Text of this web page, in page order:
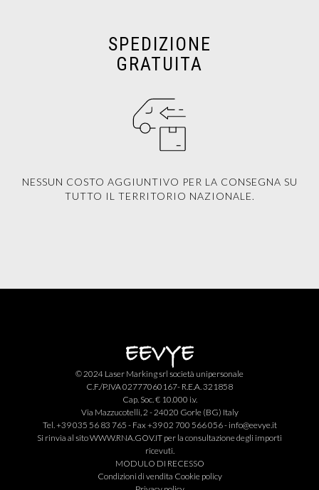
SPEDIZIONE
GRATUITA
NESSUN COSTO AGGIUNTIVO PER LA CONSEGNA SU
TUTTO IL TERRITORIO NAZIONALE.
© 2024 Laser Marking srl società unipersonale
C.F./P.IVA 02777060167- R.E.A. 321858
Cap. Soc. € 10.000 i.v.
Via Mazzucotelli, 2 - 24020 Gorle (BG) Italy
Tel. +39 035 56 83 765 - Fax +39 02 700 566 056 - info@eevye.it
Si rinvia al sitoWWW.RNA.GOV.IT per la consultazione degli importi
ricevuti.
MODULO DI RECESSO
Condizioni di vendita Cookie policy